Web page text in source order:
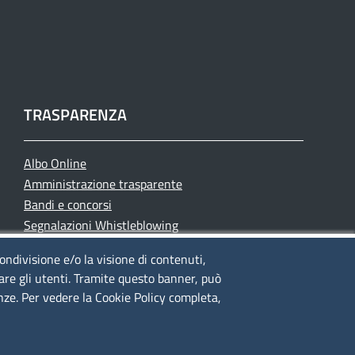
TRASPARENZA
Albo Online
Amministrazione trasparente
Bandi e concorsi
Segnalazioni Whistleblowing
IBAN e pagamenti informatici
Informative privacy e cookie
Verifiche PA
e/o la visione di contenuti,
gli utenti. Tramite questo banner, può
Per vedere la Cookie Policy completa,